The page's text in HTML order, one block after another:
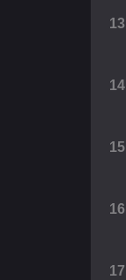
13
14
15
16
17